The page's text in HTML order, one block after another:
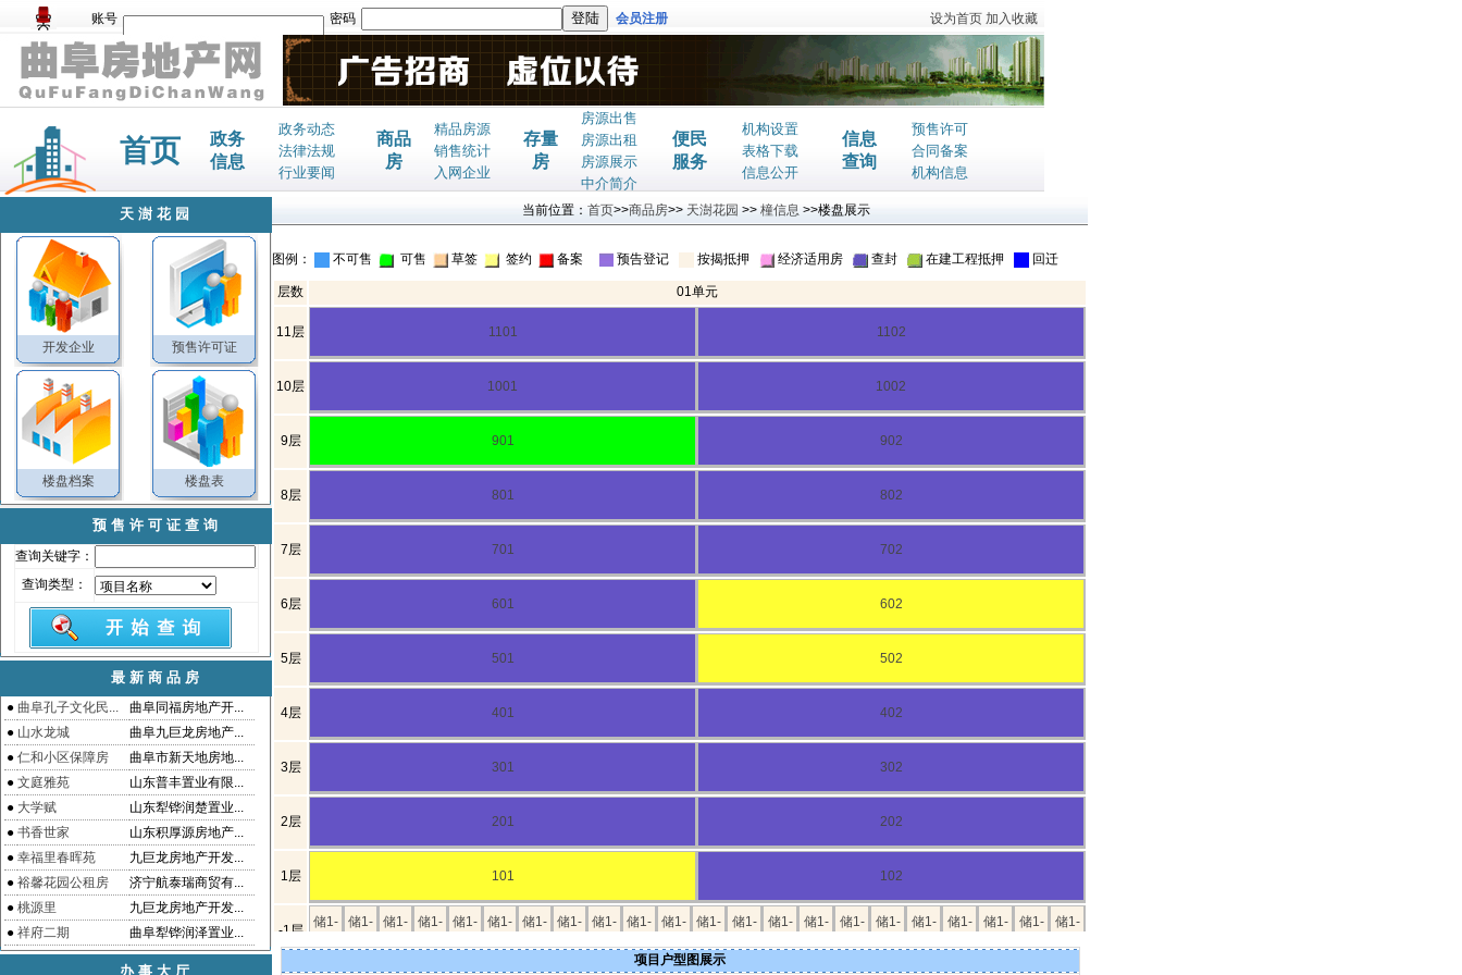
账号 密码 会员注册 设为首页 加入收藏
首页
政务
信息
政务动态
法律法规
行业要闻
商品
房
精品房源
销售统计
入网企业
存量
房
房源出售
房源出租
房源展示
中介简介
便民
服务
机构设置
表格下载
信息公开
信息
查询
预售许可
合同备案
机构信息
天澍花园
开发企业 预售许可证
楼盘档案 楼盘表
预售许可证查询
查询关键字：
查询类型：
最新商品房
● 曲阜孔子文化民...
曲阜同福房地产开...
● 山水龙城
曲阜九巨龙房地产...
● 仁和小区保障房
曲阜市新天地房地...
● 文庭雅苑
山东普丰置业有限...
● 大学赋
山东犁铧润楚置业...
● 书香世家
山东积厚源房地产...
● 幸福里春晖苑
九巨龙房地产开发...
● 裕馨花园公租房
济宁航泰瑞商贸有...
● 桃源里
九巨龙房地产开发...
● 祥府二期 曲阜犁铧润泽置业...
办事大厅
当前位置： 首页>>商品房>> 天澍花园 >> 橦信息 >>楼盘展示
图例： 不可售 可售 草签 签约 备案 预告登记 按揭抵押 经济适用房 查封 在建工程抵押 回迁
层数 01单元
11层 1101 1102
10层 1001 1002
9层 901 902
8层 801 802
7层 701 702
6层 601 602
5层 501 502
4层 401 402
3层 301 302
2层 201 202
1层 101 102
-1层
储1-
储1-
储1-
储1-
储1-
储1-
储1-
储1-
储1-
储1-
储1-
储1-
储1-
储1-
储1-
储1-
储1-
储1-
储1-
储1-
储1-
储1-
层数
项目户型图展示